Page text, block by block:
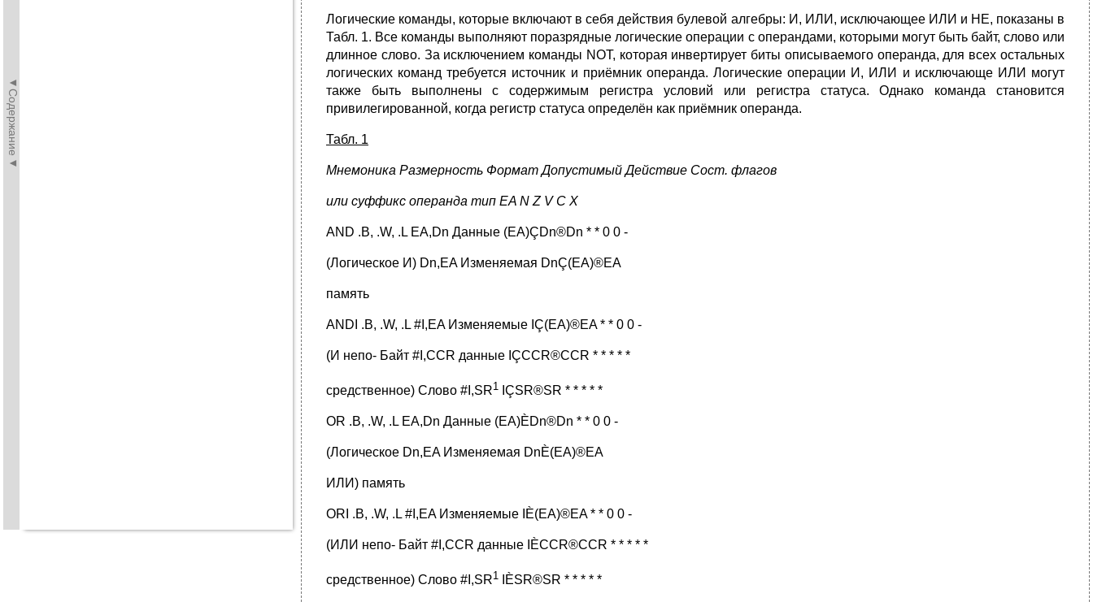
◄Содержание◄
Логические команды, которые включают в себя действия булевой алгебры: И, ИЛИ, исключающее ИЛИ и НЕ, показаны в
Табл. 1. Все команды выполняют поразрядные логические операции с операндами, которыми могут быть байт, слово или
длинное слово. За исключением команды NOT, которая инвертирует биты описываемого операнда, для всех остальных
логических команд требуется источник и приёмник операнда. Логические операции И, ИЛИ и исключающе ИЛИ могут
также быть выполнены с содержимым регистра условий или регистра статуса. Однако команда становится
привилегированной, когда регистр статуса определён как приёмник операнда.
Табл. 1
Мнемоника Размерность Формат Допустимый Действие Сост. флагов
или суффикс операнда тип EA N Z V C X
AND .B, .W, .L EA,Dn Данные (EA)ÇDn®Dn * * 0 0 -
(Логическое И) Dn,EA Изменяемая DnÇ(EA)®EA
память
ANDI .B, .W, .L #I,EA Изменяемые IÇ(EA)®EA * * 0 0 -
(И непо- Байт #I,CCR данные IÇCCR®CCR * * * * *
средственное) Слово #I,SR1 IÇSR®SR * * * * *
OR .B, .W, .L EA,Dn Данные (EA)ÈDn®Dn * * 0 0 -
(Логическое Dn,EA Изменяемая DnÈ(EA)®EA
ИЛИ) память
ORI .B, .W, .L #I,EA Изменяемые IÈ(EA)®EA * * 0 0 -
(ИЛИ непо- Байт #I,CCR данные IÈCCR®CCR * * * * *
средственное) Слово #I,SR1 IÈSR®SR * * * * *